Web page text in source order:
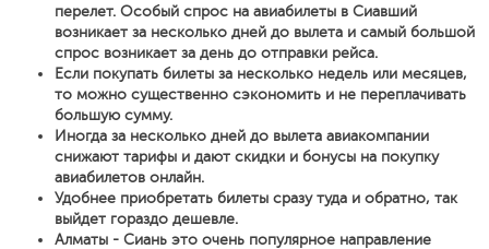
перелет. Особый спрос на авиабилеты в Сиавший
возникает за несколько дней до вылета и самый большой
спрос возникает за день до отправки рейса.
Если покупать билеты за несколько недель или месяцев,
то можно существенно сэкономить и не переплачивать
большую сумму.
Иногда за несколько дней до вылета авиакомпании
снижают тарифы и дают скидки и бонусы на покупку
авиабилетов онлайн.
Удобнее приобретать билеты сразу туда и обратно, так
выйдет гораздо дешевле.
Алматы - Сиань это очень популярное направление